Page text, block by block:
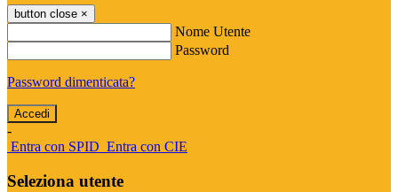
button close ×
Nome Utente
Password
Password dimenticata?
-
Entra con SPID Entra con CIE
Seleziona utente